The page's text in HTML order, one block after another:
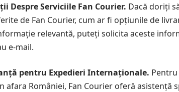
Despre Serviciile Fan Courier. Dacă doriți
de Fan Courier, cum ar fi opțiunile de
relevantă, puteți solicita aceste
e-mail.
pentru Expedieri Internaționale.
afara României, Fan Courier oferă